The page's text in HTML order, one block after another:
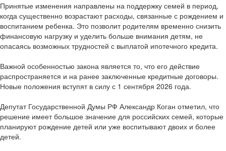
Принятые изменения направлены на поддержку семей в период,
когда существенно возрастают расходы, связанные с рождением и
воспитанием ребенка. Это позволит родителям временно снизить
финансовую нагрузку и уделить больше внимания детям, не
опасаясь возможных трудностей с выплатой ипотечного кредита.
Важной особенностью закона является то, что его действие
распространяется и на ранее заключенные кредитные договоры.
Новые положения вступят в силу с 1 сентября 2026 года.
Депутат Государственной Думы РФ Александр Коган отметил, что
решение имеет большое значение для российских семей, которые
планируют рождение детей или уже воспитывают двоих и более
детей.